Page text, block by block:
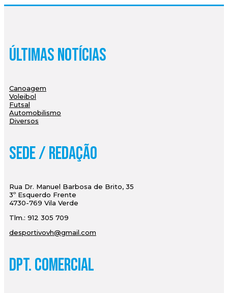
Últimas Notícias
Canoagem
Voleibol
Futsal
Automobilismo
Diversos
Sede / Redação
Rua Dr. Manuel Barbosa de Brito, 35
3º Esquerdo Frente
4730-769 Vila Verde
Tlm.: 912 305 709
desportivovh@gmail.com
Dpt. Comercial